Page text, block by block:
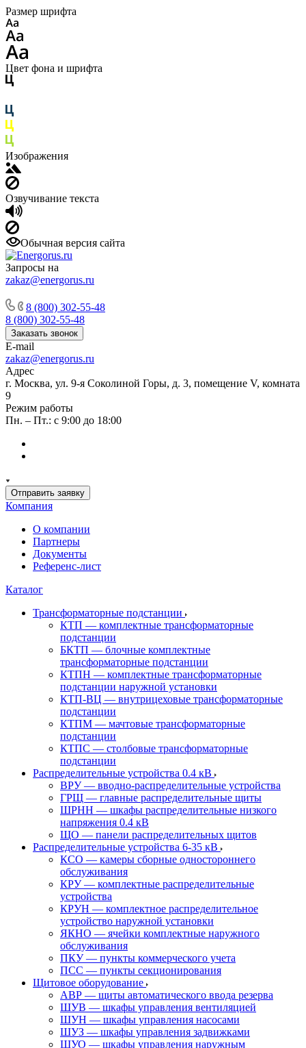
Размер шрифта
Цвет фона и шрифта
Изображения
Озвучивание текста
Обычная версия сайта
Запросы на
zakaz@energorus.ru
8 (800) 302-55-48
8 (800) 302-55-48
Заказать звонок
E-mail
zakaz@energorus.ru
Адрес
г. Москва, ул. 9-я Соколиной Горы, д. 3, помещение V, комната
9
Режим работы
Пн. – Пт.: с 9:00 до 18:00
Отправить заявку
Компания
О компании
Партнеры
Документы
Референс-лист
Каталог
Трансформаторные подстанции
КТП — комплектные трансформаторные
подстанции
БКТП — блочные комплектные
трансформаторные подстанции
КТПН — комплектные трансформаторные
подстанции наружной установки
КТП-ВЦ — внутрицеховые трансформаторные
подстанции
КТПМ — мачтовые трансформаторные
подстанции
КТПС — столбовые трансформаторные
подстанции
Распределительные устройства 0.4 кВ
ВРУ — вводно-распределительные устройства
ГРЩ — главные распределительные щиты
ШРНН — шкафы распределительные низкого
напряжения 0.4 кВ
ЩО — панели распределительных щитов
Распределительные устройства 6-35 кВ
КСО — камеры сборные одностороннего
обслуживания
КРУ — комплектные распределительные
устройства
КРУН — комплектное распределительное
устройство наружной установки
ЯКНО — ячейки комплектные наружного
обслуживания
ПКУ — пункты коммерческого учета
ПСС — пункты секционирования
Щитовое оборудование
АВР — щиты автоматического ввода резерва
ШУВ — шкафы управления вентиляцией
ШУН — шкафы управления насосами
ШУЗ — шкафы управления задвижками
ШУО — шкафы управления наружным